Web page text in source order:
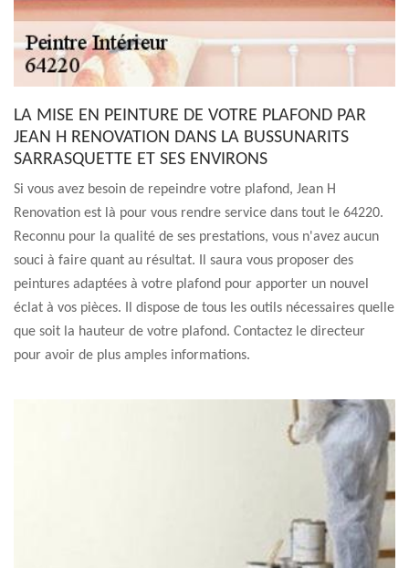
LA MISE EN PEINTURE DE VOTRE PLAFOND PAR
JEAN H RENOVATION DANS LA BUSSUNARITS
SARRASQUETTE ET SES ENVIRONS
Si vous avez besoin de repeindre votre plafond, Jean H
Renovation est là pour vous rendre service dans tout le 64220.
Reconnu pour la qualité de ses prestations, vous n'avez aucun
souci à faire quant au résultat. Il saura vous proposer des
peintures adaptées à votre plafond pour apporter un nouvel
éclat à vos pièces. Il dispose de tous les outils nécessaires quelle
que soit la hauteur de votre plafond. Contactez le directeur
pour avoir de plus amples informations.